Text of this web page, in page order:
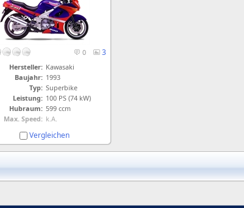
3
0
Hersteller: Kawasaki
Baujahr: 1993
Typ: Superbike
Leistung: 100 PS (74 kW)
Hubraum: 599 ccm
Max. Speed: k.A.
Vergleichen